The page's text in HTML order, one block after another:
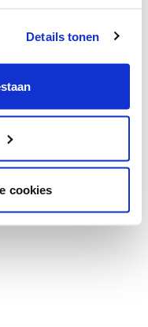
Details tonen
cookies
van de lichtinval
check-up